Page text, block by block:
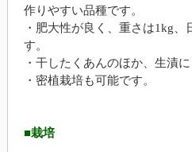
作りやすい品種です。
・肥大性が良く、重さは1kg、
す。
・干したくあんのほか、生漬
・密植栽培も可能です。
■栽培